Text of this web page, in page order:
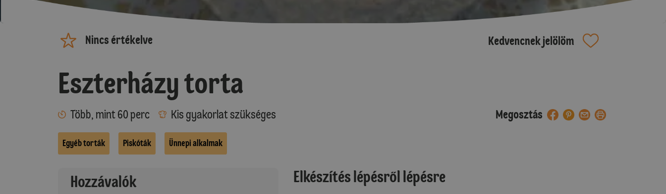
Nincs értékelve Kedvencnek jelölöm
Eszterházy torta
Több, mint 60 perc Kis gyakorlat szükséges Megosztás
Egyéb torták Piskóták Ünnepi alkalmak
Hozzávalók Elkészítés lépésről lépésre